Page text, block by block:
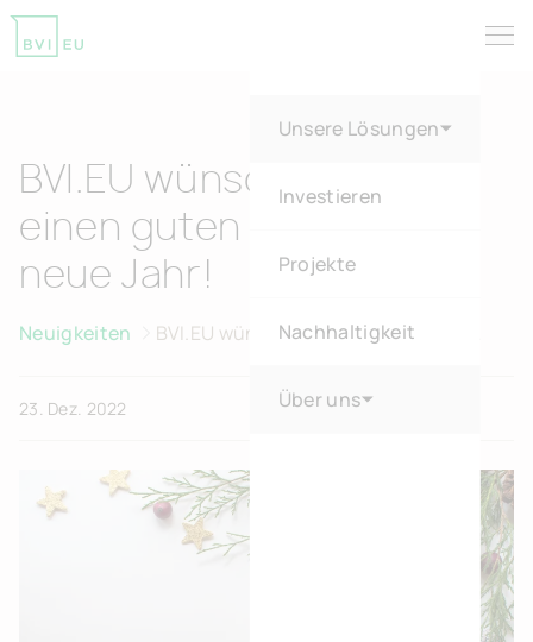
Unsere Lösungen
Investieren
Projekte
Nachhaltigkeit
Über uns
BVI.EU wünscht Ihnen
einen guten Rutsch ins
neue Jahr!
Neuigkeiten
BVI.EU wünscht Ihnen einen guten
23. Dez. 2022